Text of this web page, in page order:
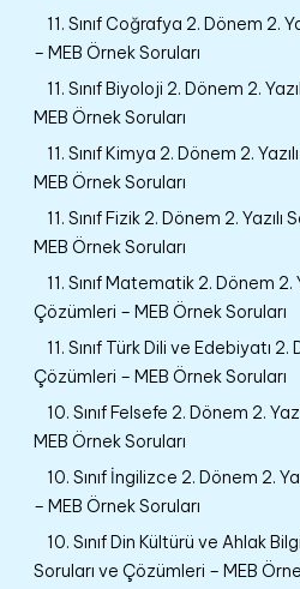
11. Sınıf Coğrafya 2. Dönem 2.
– MEB Örnek Soruları
11. Sınıf Biyoloji 2. Dönem 2.
MEB Örnek Soruları
11. Sınıf Kimya 2. Dönem 2.
MEB Örnek Soruları
11. Sınıf Fizik 2. Dönem 2.
MEB Örnek Soruları
11. Sınıf Matematik 2. Dönem 2.
Çözümleri – MEB Örnek Soruları
11. Sınıf Türk Dili ve Edebiyatı 2.
Çözümleri – MEB Örnek Soruları
10. Sınıf Felsefe 2. Dönem 2.
MEB Örnek Soruları
10. Sınıf İngilizce 2. Dönem 2.
– MEB Örnek Soruları
10. Sınıf Din Kültürü ve Ahlak
Soruları ve Çözümleri – MEB